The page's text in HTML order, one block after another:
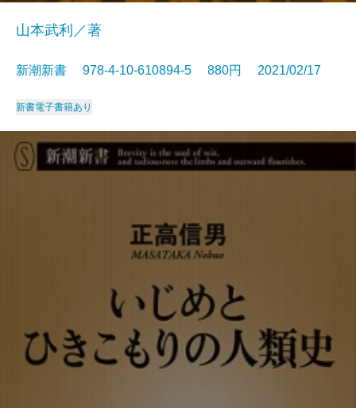
山本武利／著
新潮新書 978-4-10-610894-5 880円 2021/02/17
新書電子書籍あり